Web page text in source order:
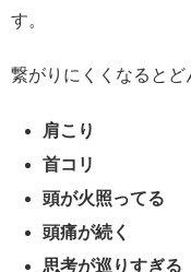
す。
繋がりにくくなるとど
肩こり
首コリ
頭が火照ってる
頭痛が続く
思考が巡りすぎる